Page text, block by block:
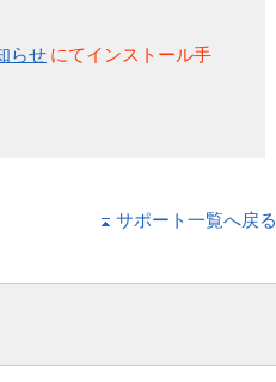
らせ にてインストール手
サポート一覧へ戻る